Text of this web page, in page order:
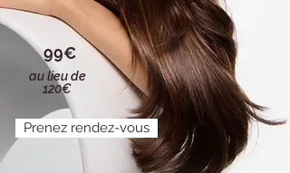
99€
au lieu de
120€
Prenez rendez-vous